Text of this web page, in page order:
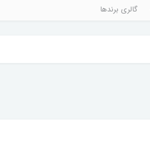
گالری برندها